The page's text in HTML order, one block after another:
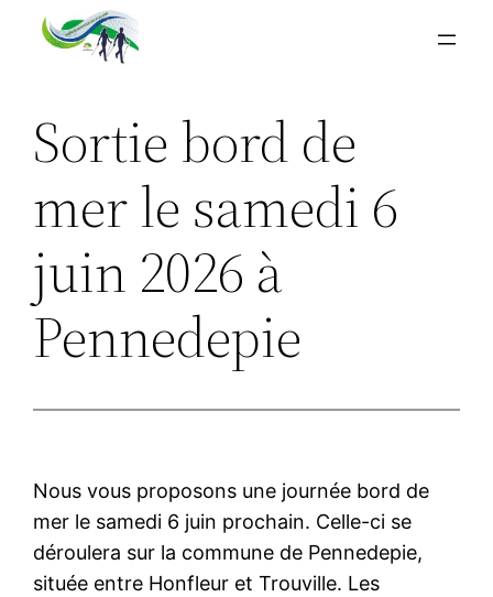
Aller
Sortie bord de
mer le samedi 6
juin 2026 à
Pennedepie
Nous vous proposons une journée bord de
mer le samedi 6 juin prochain. Celle-ci se
déroulera sur la commune de Pennedepie,
située entre Honfleur et Trouville. Les